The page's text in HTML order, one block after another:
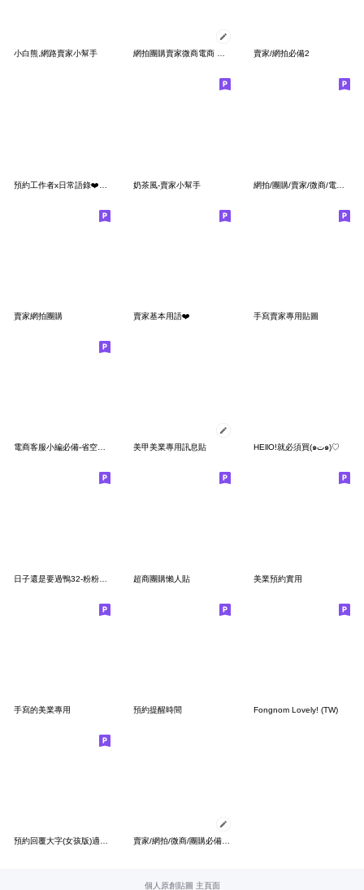
小白熊,網路賣家小幫手 網拍團購賣家微商電商 油畫篇 賣家/網拍必備2
奶茶風-賣家小幫手 網拍/團購/賣家/微商/電商 (省空間)
賣家網拍團購 賣家基本用語❤️ 手寫賣家專用貼圖
電商客服小編必備-省空間貼圖 美甲美業專用訊息貼 HEllO!就必須買(๑ت๑)♡
超商團購懶人貼 美業預約實用
手寫的美業專用 預約提醒時間 Fongnom Lovely! (TW)
預約回覆大字(女孩版)適合診所.店面服務業 賣家/網拍/微商/團購必備 訊息貼圖
個人原創貼圖 主頁面